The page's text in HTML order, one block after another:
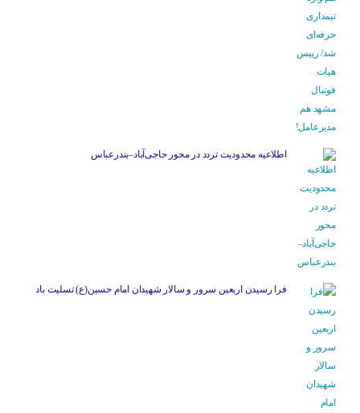
اطلاعیه محدودیت تردد در محور حاجی‌آباد–بندرعباس
فرا رسیدن اربعین سرور و سالار شهیدان امام حسین(ع) تسلیت باد